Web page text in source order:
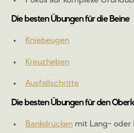
Die besten Übungen für die Beine
Kniebeugen
Kreuzheben
Ausfallschritte
Die besten Übungen für den
Bankdrückenmit Lang- oder